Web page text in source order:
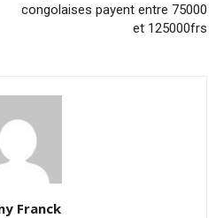
congolaises payent entre 75000
et 125000frs
Franck